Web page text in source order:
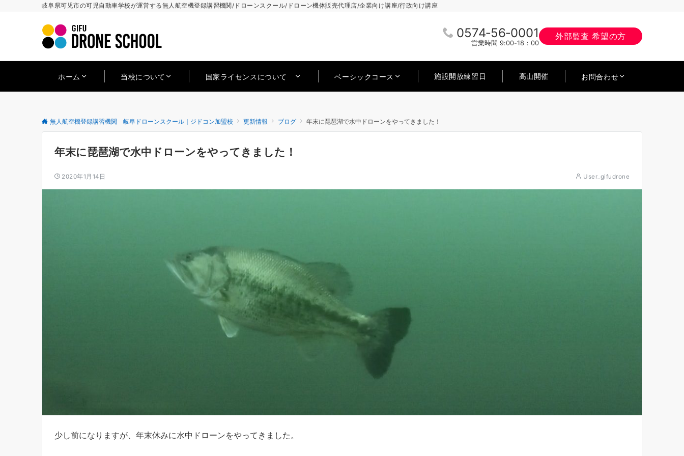
岐阜県可児市の可児自動車学校が運営する無人航空機登録講習機関/ドローンスクール/ドローン機体販売代理店/企業向け講座/行政向け講座
0574‐56‐0001
営業時間 9:00-18：00
外部監査 希望の方
ホーム 当校について 国家ライセンスについて ベーシックコース 施設開放練習日 高山開催 お問合わせ
無人航空機登録講習機関 岐阜ドローンスクール｜ジドコン加盟校 更新情報 ブログ 年末に琵琶湖で水中ドローンをやってきました！
年末に琵琶湖で水中ドローンをやってきました！
2020年1月14日 User_gifudrone
少し前になりますが、年末休みに水中ドローンをやってきました。